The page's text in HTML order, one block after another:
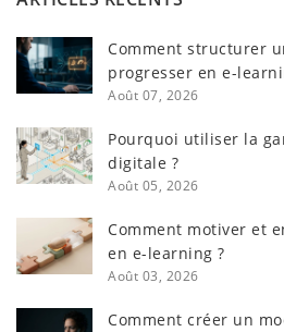
Comment structurer
progresser en e-
Août 07, 2026
Pourquoi utiliser la
digitale ?
Août 05, 2026
Comment motiver et
en e-learning ?
Août 03, 2026
Comment créer un